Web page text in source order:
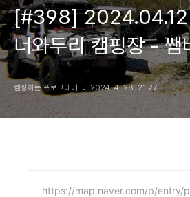
[#398]
너와두리 캠핑장 - 쌤
캠핑하는 프로그래머 2024. 4. 28. 21:27
https://map.naver.com/p/entry/